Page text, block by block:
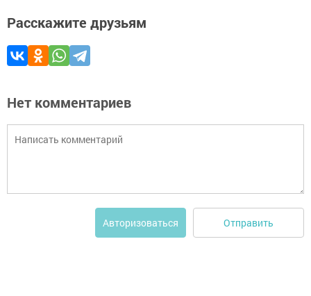
Расскажите друзьям
Нет комментариев
Авторизоваться Отправить